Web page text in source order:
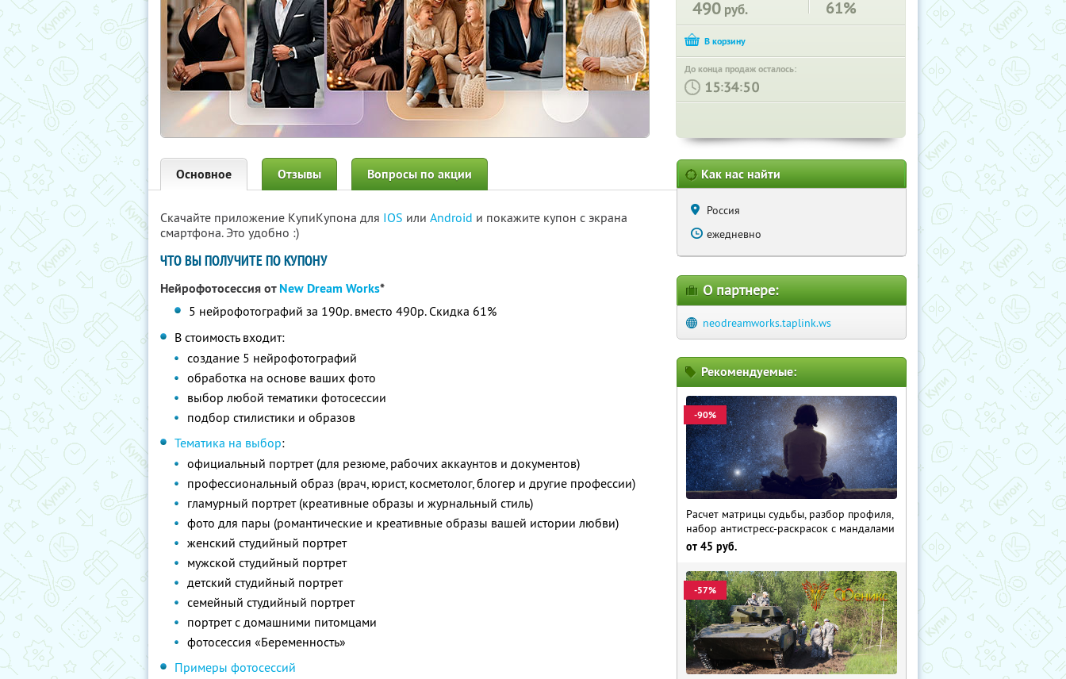
490 руб. 61%
До конца продаж осталось:
: :
Основное Отзывы Вопросы по акции
Скачайте приложение КупиКупона для IOS или Android и покажите купон с экрана
смартфона. Это удобно :)
ЧТО ВЫ ПОЛУЧИТЕ ПО КУПОНУ
Нейрофотосессия отNew Dream Works*
5 нейрофотографий за 190р. вместо 490р. Скидка 61%
В стоимость входит:
создание 5 нейрофотографий
обработка на основе ваших фото
выбор любой тематики фотосессии
подбор стилистики и образов
Тематика на выбор:
официальный портрет (для резюме, рабочих аккаунтов и документов)
профессиональный образ (врач, юрист, косметолог, блогер и другие профессии)
гламурный портрет (креативные образы и журнальный стиль)
фото для пары (романтические и креативные образы вашей истории любви)
женский студийный портрет
мужской студийный портрет
детский студийный портрет
семейный студийный портрет
портрет с домашними питомцами
фотосессия «Беременность»
Примеры фотосессий
Как нас найти
Россия
ежедневно
О партнере:
neodreamworks.taplink.ws
Рекомендуемые:
-90%
Расчет матрицы судьбы, разбор профиля,
набор антистресс-раскрасок с мандалами
от 45 руб.
-57%